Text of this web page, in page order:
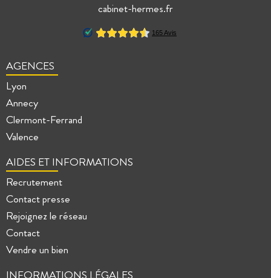
cabinet-hermes.fr
AGENCES
Lyon
Annecy
Clermont-Ferrand
Valence
AIDES ET INFORMATIONS
Recrutement
Contact presse
Rejoignez le réseau
Contact
Vendre un bien